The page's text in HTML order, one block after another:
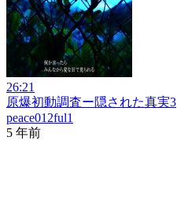
26:21
原爆初動調査ー隠された真実3
peace012ful1
5 年前